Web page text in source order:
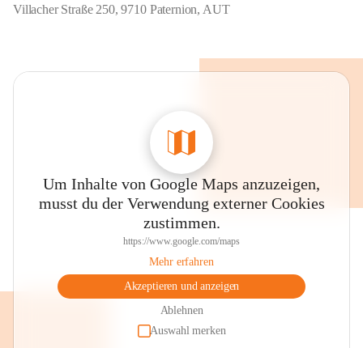
Villacher Straße 250, 9710 Paternion, AUT
Um Inhalte von Google Maps anzuzeigen,
musst du der Verwendung externer Cookies
zustimmen.
https://www.google.com/maps
Mehr erfahren
Akzeptieren und anzeigen
Ablehnen
Auswahl merken